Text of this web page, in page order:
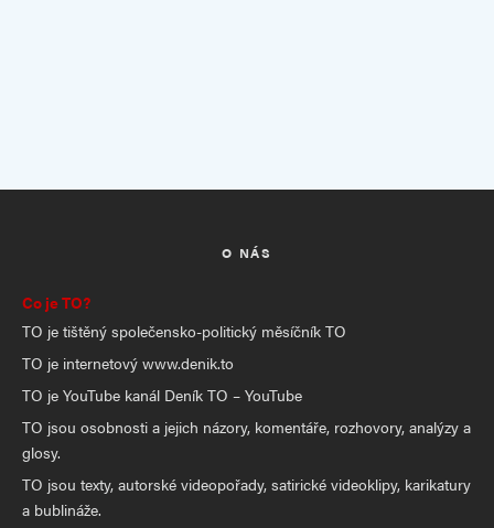
O NÁS
Co je TO?
TO je tištěný společensko-politický měsíčník TO
TO je internetový www.denik.to
TO je YouTube kanál Deník TO – YouTube
TO jsou osobnosti a jejich názory, komentáře, rozhovory, analýzy a
glosy.
TO jsou texty, autorské videopořady, satirické videoklipy, karikatury
a bublináže.